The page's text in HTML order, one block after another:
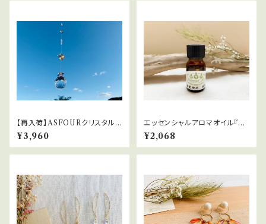
【再入荷】ASFOURクリスタルサ
ンキャッチャー
¥3,960
エッセンシャルアロマオイル『播
磨物語柚月』
¥2,068